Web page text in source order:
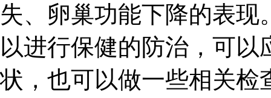
失、卵巢功能下降的表
以进行保健的防治，可
状，也可以做一些相关检